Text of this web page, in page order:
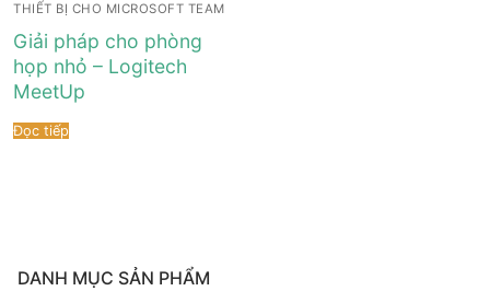
Tài liệu hướng dẫn
Tài liệu hướng dẫn
Điện thoại IP Phone
Đại lý
Tin tức
Sự kiện
THIẾT BỊ CHO MICROSOFT TEAM
Giải pháp cho phòng
họp nhỏ – Logitech
MeetUp
Đọc tiếp
DANH MỤC SẢN PHẨM